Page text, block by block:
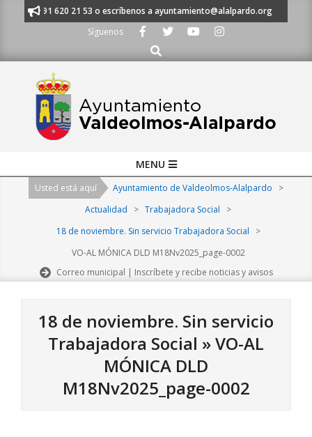
al 91 620 21 53 o escríbenos a ayuntamiento@alalpardo.org
Síguenos
Buscar
Navigation
MENU
Usted está aquí Ayuntamiento de Valdeolmos-Alalpardo
>
Actualidad
> Trabajadora Social
>
18 de noviembre. Sin servicio Trabajadora Social
>
VO-AL MÓNICA DLD M18Nv2025_page-0002
Correo municipal | Inscríbete y recibe noticias y avisos
18 de noviembre. Sin servicio
Trabajadora Social »VO-AL
MÓNICA DLD
M18Nv2025_page-0002